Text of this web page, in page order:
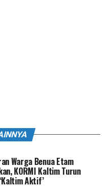
Warga Benua Etam
KORMI Kaltim Turun
Aktif’